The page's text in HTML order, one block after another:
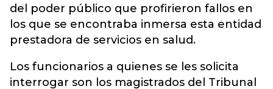
del poder público que profirieron fallos en
los que se encontraba inmersa esta entidad
prestadora de servicios en salud.
Los funcionarios a quienes se les solicita
interrogar son los magistrados del Tribunal